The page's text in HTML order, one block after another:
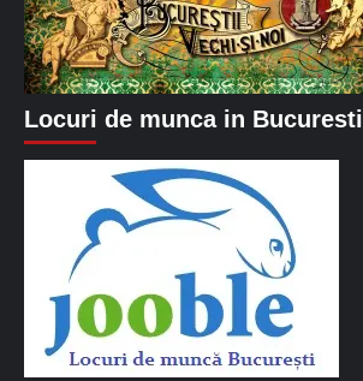
Locuri de munca in Bucuresti